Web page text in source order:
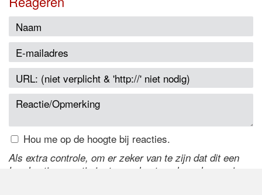
Hou me op de hoogte bij reacties.
Als extra controle, om er zeker van te zijn dat dit een
handmatige reactie is, typ onderstaande code over in